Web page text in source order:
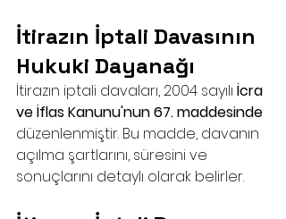
İtirazın İptali Davasının
Hukuki Dayanağı
İtirazın iptali davaları, 2004 sayılı İcra
ve İflas Kanunu'nun 67. maddesinde
düzenlenmiştir. Bu madde, davanın
açılma şartlarını, süresini ve
sonuçlarını detaylı olarak belirler.